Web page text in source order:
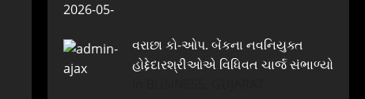
વરાછા કો-ઓપ. બેંકના નવનિયુક્ત
હોદ્દેદારશ્રીઓએ વિધિવત ચાર્જ સંભાળ્યો